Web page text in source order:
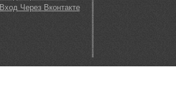
Вход Через Вконтакте